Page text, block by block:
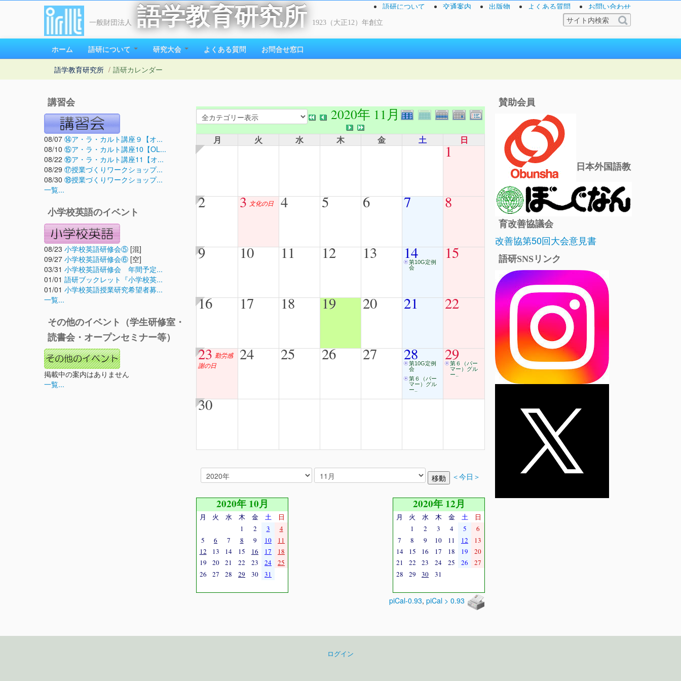
一般財団法人 語学教育研究所 1923（大正12）年創立
語研について 交通案内 出版物 よくある質問 お問い合わせ
ホーム 語研について 研究大会 よくある質問 お問合せ窓口
語学教育研究所 / 語研カレンダー
講習会
08/07 ⑭ア・ラ・カルト講座９【オ...
08/10 ⑮ア・ラ・カルト講座10【OL...
08/22 ⑯ア・ラ・カルト講座11【オ...
08/29 ⑰授業づくりワークショップ...
08/30 ⑱授業づくりワークショップ...
一覧...
小学校英語のイベント
08/23 小学校英語研修会⑤ [混]
09/27 小学校英語研修会⑥ [空]
03/31 小学校英語研修会 年間予定...
01/01 語研ブックレット『小学校英...
01/01 小学校英語授業研究希望者募...
一覧...
その他のイベント（学生研修室・
読書会・オープンセミナー等）
掲載中の案内はありません
一覧...
2020年 11月
月 火 水 木 金 土 日
1
2 3 文化の日 4 5 6 7 8
9 10 11 12 13 14
第10G定例
会
15
16 17 18 19 20 21 22
23 勤労感
謝の日
24 25 26 27 28
第10G定例
会
第６（パー
マー）グル
ー..
29
第６（パー
マー）グル
ー..
30
＜今日＞
2020年 10月
月 火 水 木 金 土
日
1
2 3
4
5
6 7 8 9 10
11
12
13 14 15 16 17
18
19
20 21 22 23 24
25
26
27 28 29 30 31
2020年 12月
月 火 水 木 金 土
日
1
2 3 4 5
6
7
8 9 10 11 12
13
14
15 16 17 18 19
20
21
22 23 24 25 26
27
28
29 30 31
piCal-0.93, piCal > 0.93
賛助会員
日本外国語教
育改善協議会
改善協第50回大会意見書
語研SNSリンク
ログイン